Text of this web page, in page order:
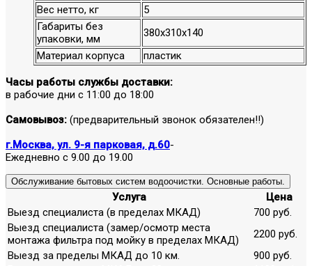
Вес нетто, кг
5
Габариты без
упаковки, мм
380х310х140
Материал корпуса
пластик
Часы работы службы доставки:
в рабочие дни с 11:00 до 18:00
Самовывоз: (предварительный звонок обязателен!!)
г.Москва, ул. 9-я парковая, д.60-
Ежедневно с 9.00 до 19.00
Обслуживание бытовых систем водоочистки. Основные работы.
Услуга
Цена
Выезд специалиста (в пределах МКАД)
700 руб.
Выезд специалиста (замер/осмотр места
монтажа фильтра под мойку в пределах МКАД)
2200 руб.
Выезд за пределы МКАД до 10 км.
900 руб.